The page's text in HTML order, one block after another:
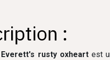
:
rusty oxheartest